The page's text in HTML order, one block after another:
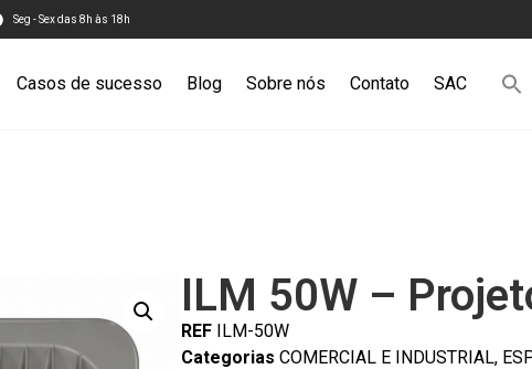
Seg - Sex das 8h às 18h
Casos de sucesso Blog Sobre nós Contato SAC
ILM 50W –
REF ILM-50W
Categorias COMERCIAL E INDUSTRIAL,